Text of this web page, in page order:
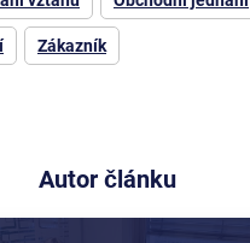
Zákazník
Autor článku